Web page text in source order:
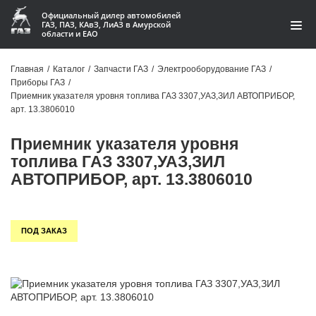
Официальный дилер автомобилей
ГАЗ, ПАЗ, КАвЗ, ЛиАЗ в Амурской
области и ЕАО
Акции
Контакты
Доставка
Гарантии
Автомобили
Главная / Каталог / Запчасти ГАЗ / Электрооборудование ГАЗ /
Приборы ГАЗ /
Приемник указателя уровня топлива ГАЗ 3307,УАЗ,ЗИЛ АВТОПРИБОР,
арт. 13.3806010
Приемник указателя уровня
топлива ГАЗ 3307,УАЗ,ЗИЛ
АВТОПРИБОР, арт. 13.3806010
ПОД ЗАКАЗ